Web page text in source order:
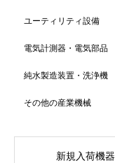
ユーティリティ設備
電気計測器・電気部品
純水製造装置・洗浄機
その他の産業機械
新規入荷機器